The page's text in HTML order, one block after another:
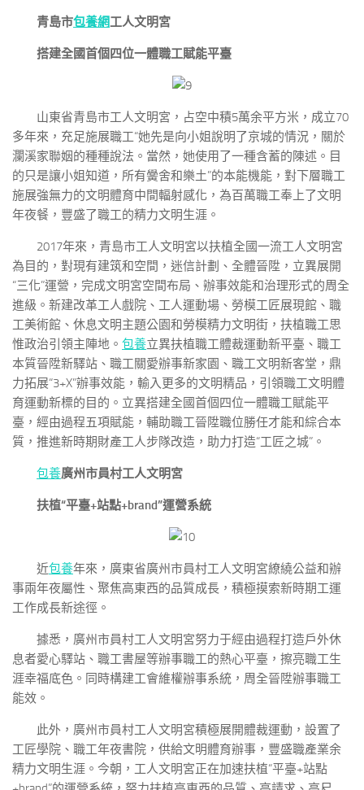
青島市包養網工人文明宮
搭建全國首個四位一體職工賦能平臺
山東省青島市工人文明宮，占空中積5萬余平方米，成立70
多年來，充足施展職工“她先是向小姐說明了京城的情況，關於
瀾溪家聯姻的種種說法。當然，她使用了一種含蓄的陳述。目
的只是讓小姐知道，所有黌舍和樂土”的本能機能，對下層職工
施展強無力的文明體育中間輻射感化，為百萬職工奉上了文明
年夜餐，豐盛了職工的精力文明生涯。
2017年來，青島市工人文明宮以扶植全國一流工人文明宮
為目的，對現有建筑和空間，迷信計劃、全體晉陞，立異展開
“三化”運營，完成文明宮空間布局、辦事效能和治理形式的周全
進級。新建改革工人戲院、工人運動場、勞模工匠展現館、職
工美術館、休息文明主題公園和勞模精力文明街，扶植職工思
惟政治引領主陣地。 包養立異扶植職工體裁運動新平臺、職工
本質晉陞新驛站、職工關愛辦事新家園、職工文明新客堂，鼎
力拓展“3+X”辦事效能，輸入更多的文明精品，引領職工文明體
育運動新標的目的。立異搭建全國首個四位一體職工賦能平
臺，經由過程五項賦能，輔助職工晉陞職位勝任才能和綜合本
質，推進新時期財產工人步隊改造，助力打造“工匠之城”。
包養廣州市員村工人文明宮
扶植“平臺+站點+brand”運營系統
近包養年來，廣東省廣州市員村工人文明宮繚繞公益和辦
事兩年夜屬性、聚焦高東西的品質成長，積極摸索新時期工運
工作成長新途徑。
據悉，廣州市員村工人文明宮努力于經由過程打造戶外休
息者愛心驛站、職工書屋等辦事職工的熱心平臺，擦亮職工生
涯幸福底色。同時構建工會維權辦事系統，周全晉陞辦事職工
能效。
此外，廣州市員村工人文明宮積極展開體裁運動，設置了
工匠學院、職工年夜書院，供給文明體育辦事，豐盛職產業余
精力文明生涯。今朝，工人文明宮正在加速扶植“平臺+站點